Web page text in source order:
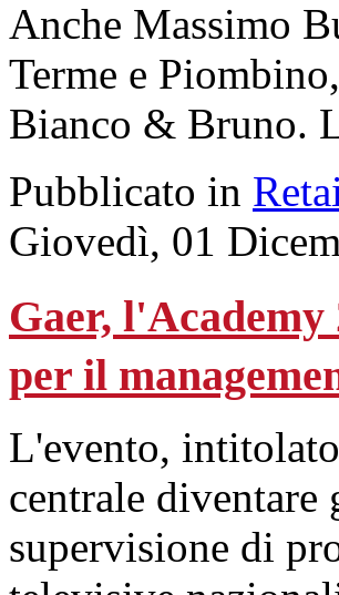
Anche Massimo
Terme e
Bianco & Bruno.
Pubblicato in
Giovedì, 01
Gaer,
per il
L'evento,
centrale
supervisione di